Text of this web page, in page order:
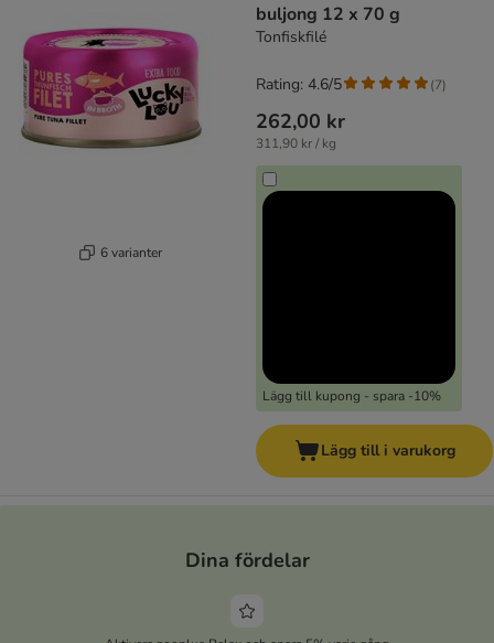
6 varianter
buljong 12 x 70 g
Tonfiskfilé
262,00 kr
311,90 kr / kg
Lägg till kupong - spara -10%
Rating: 4.6/5 (7)
Lägg till i varukorg
Dina fördelar